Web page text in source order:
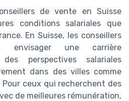
de vente en Suisse
conditions salariales que
En Suisse, les conseillers
envisager une carrière
perspectives salariales
dans des villes comme
Pour ceux qui recherchent des
de meilleures rémunération,